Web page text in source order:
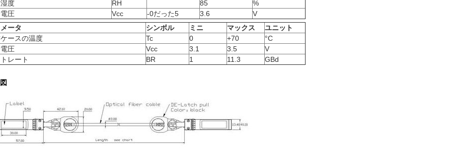
度
RH 85
%
圧
Vcc -0だった5 3.6
V
ータ
シンボル ミニ マックス
ユニット
ースの温度
Tc 0 +70
°C
圧
Vcc 3.1 3.5
V
レート
BR 1 11.3 GBd